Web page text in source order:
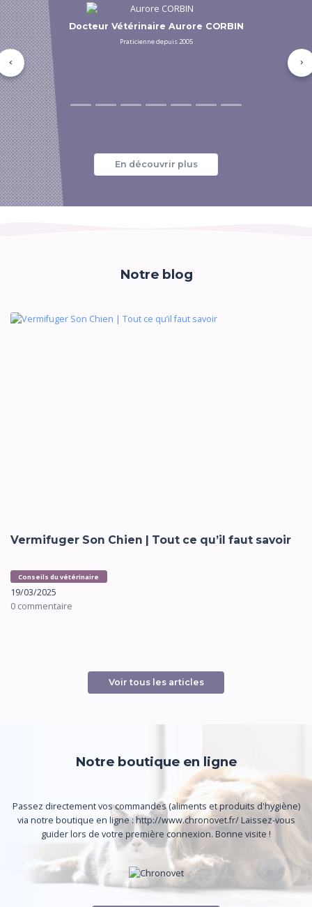
Docteur Vétérinaire Cédric FILLY
Praticien depuis 2005
Précédent
En découvrir plus
Notre blog
Vermifuger Son Chien | Tout ce qu’il faut savoir
Conseils du vétérinaire
19/03/2025
0 commentaire
Voir tous les articles
Notre boutique en ligne
Passez directement vos commandes (aliments et produits d'hygiène)
via notre boutique en ligne : http://www.chronovet.fr/ Laissez-vous
guider lors de votre première connexion. Bonne visite !